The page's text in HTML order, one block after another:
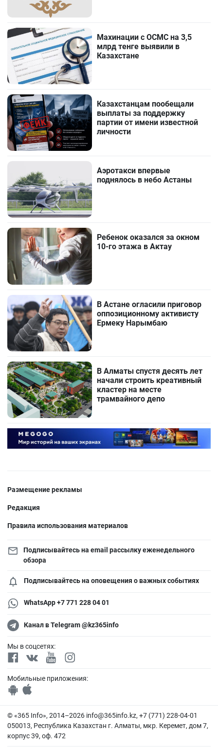
Махинации с ОСМС на 3,5
млрд тенге выявили в
Казахстане
Казахстанцам пообещали
выплаты за поддержку
партии от имени известной
личности
Аэротакси впервые
поднялось в небо Астаны
Ребенок оказался за окном
10-го этажа в Актау
В Астане огласили приговор
оппозиционному активисту
Ермеку Нарымбаю
В Алматы спустя десять лет
начали строить креативный
кластер на месте
трамвайного депо
Размещение рекламы
Редакция
Правила использования материалов
Подписывайтесь на email рассылку еженедельного
обзора
Подписывайтесь на оповещения о важных событиях
WhatsApp +7 771 228 04 01
Канал в Telegram @kz365info
Мы в соцсетях:
Мобильные приложения:
© «365 Info», 2014–2026 info@365info.kz, +7 (771) 228-04-01
050013, Республика Казахстан г. Алматы, мкр. Керемет, дом 7,
корпус 39, оф. 472